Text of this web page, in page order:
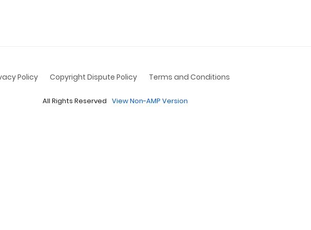
Policy Copyright Dispute Policy Terms and Conditions
All Rights Reserved View Non-AMP Version